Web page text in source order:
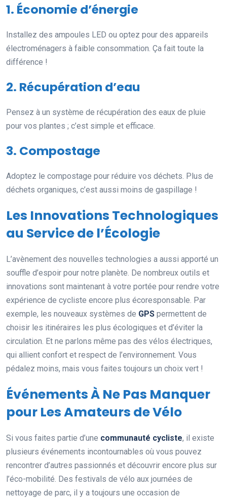
1. Économie d’énergie
Installez des ampoules LED ou optez pour des appareils
électroménagers à faible consommation. Ça fait toute la
différence !
2. Récupération d’eau
Pensez à un système de récupération des eaux de pluie
pour vos plantes ; c’est simple et efficace.
3. Compostage
Adoptez le compostage pour réduire vos déchets. Plus de
déchets organiques, c’est aussi moins de gaspillage !
Les Innovations Technologiques
au Service de l’Écologie
L’avènement des nouvelles technologies a aussi apporté un
souffle d’espoir pour notre planète. De nombreux outils et
innovations sont maintenant à votre portée pour rendre votre
expérience de cycliste encore plus écoresponsable. Par
exemple, les nouveaux systèmes de GPS permettent de
choisir les itinéraires les plus écologiques et d’éviter la
circulation. Et ne parlons même pas des vélos électriques,
qui allient confort et respect de l’environnement. Vous
pédalez moins, mais vous faites toujours un choix vert !
Événements À Ne Pas Manquer
pour Les Amateurs de Vélo
Si vous faites partie d’une communauté cycliste, il existe
plusieurs événements incontournables où vous pouvez
rencontrer d’autres passionnés et découvrir encore plus sur
l’éco-mobilité. Des festivals de vélo aux journées de
nettoyage de parc, il y a toujours une occasion de